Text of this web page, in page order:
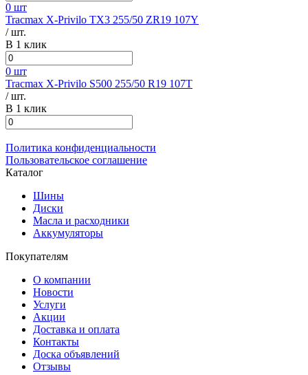
0 шт
Tracmax X-Privilo TX3 255/50 ZR19 107Y
/ шт.
В 1 клик
0 шт
Tracmax X-Privilo S500 255/50 R19 107T
/ шт.
В 1 клик
Политика конфиденциальности
Пользовательское соглашение
Каталог
Шины
Диски
Масла и расходники
Аккумуляторы
Покупателям
О компании
Новости
Услуги
Акции
Доставка и оплата
Контакты
Доска объявлений
Отзывы